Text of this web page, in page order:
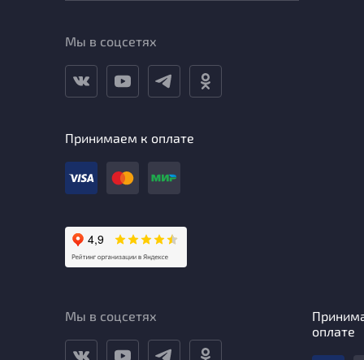
Мы в соцсетях
Принимаем к оплате
Мы в соцсетях
оплате